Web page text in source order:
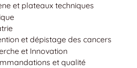
et plateaux techniques
et dépistage des cancers
et Innovation
et qualité